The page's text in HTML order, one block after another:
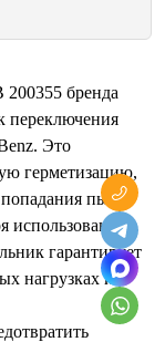
бренда
переключения
Это
герметизацию,
пыли,
использованию
гарантирует
нагрузках и